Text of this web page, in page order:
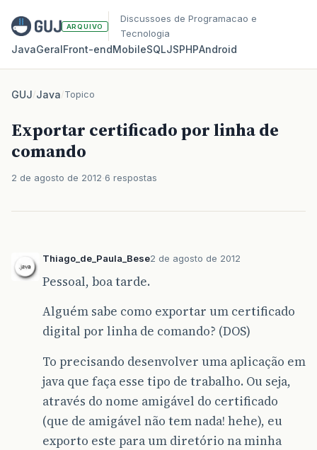
ARQUIVO
Discussoes de Programacao e
Tecnologia
JavaGeralFront‑endMobileSQLJSPHPAndroid
GUJ/Java/Topico
Exportar certificado por linha de
comando
2 de agosto de 2012 6 respostas
Thiago_de_Paula_Bese2 de agosto de 2012
Pessoal, boa tarde.
Alguém sabe como exportar um certificado
digital por linha de comando? (DOS)
To precisando desenvolver uma aplicação em
java que faça esse tipo de trabalho. Ou seja,
através do nome amigável do certificado
(que de amigável não tem nada! hehe), eu
exporto este para um diretório na minha